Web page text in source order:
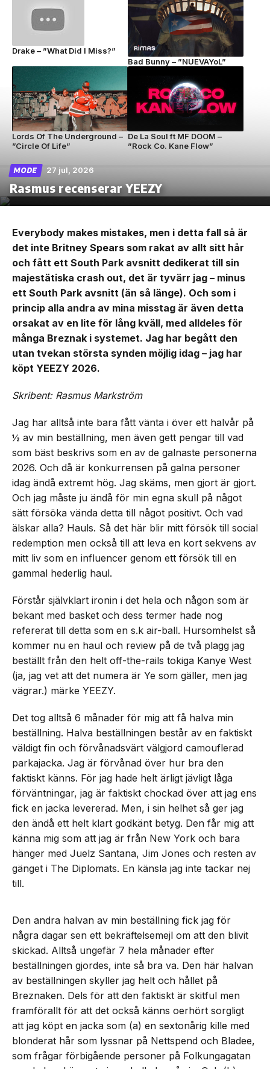
Drake – ”What Did I Miss?”
Bad Bunny – ”NUEVAYoL”
Lords Of The Underground –
”Circle Of Life”
De La Soul ft MF DOOM –
”Rock Co. Kane Flow”
MODE 27 jul, 2026
Rasmus recenserar YEEZY
Everybody makes mistakes, men i detta fall så är
det inte Britney Spears som rakat av allt sitt hår
och fått ett South Park avsnitt dedikerat till sin
majestätiska crash out, det är tyvärr jag – minus
ett South Park avsnitt (än så länge). Och som i
princip alla andra av mina misstag är även detta
orsakat av en lite för lång kväll, med alldeles för
många Breznak i systemet. Jag har begått den
utan tvekan största synden möjlig idag – jag har
köpt YEEZY 2026.
Skribent: Rasmus Markström
Jag har alltså inte bara fått vänta i över ett halvår på
½ av min beställning, men även gett pengar till vad
som bäst beskrivs som en av de galnaste personerna
2026. Och då är konkurrensen på galna personer
idag ändå extremt hög. Jag skäms, men gjort är gjort.
Och jag måste ju ändå för min egna skull på något
sätt försöka vända detta till något positivt. Och vad
älskar alla? Hauls. Så det här blir mitt försök till social
redemption men också till att leva en kort sekvens av
mitt liv som en influencer genom ett försök till en
gammal hederlig haul.
Förstår självklart ironin i det hela och någon som är
bekant med basket och dess termer hade nog
refererat till detta som en s.k air-ball. Hursomhelst så
kommer nu en haul och review på de två plagg jag
beställt från den helt off-the-rails tokiga Kanye West
(ja, jag vet att det numera är Ye som gäller, men jag
vägrar.) märke YEEZY.
Det tog alltså 6 månader för mig att få halva min
beställning. Halva beställningen består av en faktiskt
väldigt fin och förvånadsvärt välgjord camouflerad
parkajacka. Jag är förvånad över hur bra den
faktiskt känns. För jag hade helt ärligt jävligt låga
förväntningar, jag är faktiskt chockad över att jag ens
fick en jacka levererad. Men, i sin helhet så ger jag
den ändå ett helt klart godkänt betyg. Den får mig att
känna mig som att jag är från New York och bara
hänger med Juelz Santana, Jim Jones och resten av
gänget i The Diplomats. En känsla jag inte tackar nej
till.
Den andra halvan av min beställning fick jag för
några dagar sen ett bekräftelsemejl om att den blivit
skickad. Alltså ungefär 7 hela månader efter
beställningen gjordes, inte så bra va. Den här halvan
av beställningen skyller jag helt och hållet på
Breznaken. Dels för att den faktiskt är skitful men
framförallt för att det också känns oerhört sorgligt
att jag köpt en jacka som (a) en sextonårig kille med
blonderat hår som lyssnar på Nettspend och Bladee,
som frågar förbigående personer på Folkungagatan